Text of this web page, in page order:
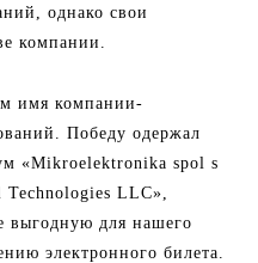
однако свои
компании.
имя компании-
Победу одержал
«Mikroelektronika spol s
LLC»,
выгодную для нашего
электронного билета.